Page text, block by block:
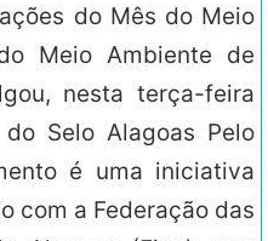
do Mês do Meio
Meio Ambiente de
nesta terça-feira
Selo Alagoas Pelo
é uma iniciativa
com a Federação das